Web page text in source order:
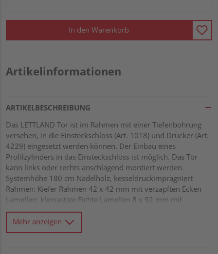
In den Warenkorb
Artikelinformationen
ARTIKELBESCHREIBUNG
Das LETTLAND Tor ist im Rahmen mit einer Tiefenbohrung
versehen, in die Einsteckschloss (Art. 1018) und Drücker (Art.
4229) eingesetzt werden können. Der Einbau eines
Profilzylinders in das Einsteckschloss ist möglich. Das Tor
kann links oder rechts anschlagend montiert werden.
Systemhöhe 180 cm Nadelholz, kesseldruckimprägniert
Rahmen: Kiefer Rahmen 42 x 42 mm mit verzapften Ecken
Lamellen: kleinastige Fichte Lamellen 8 x 92 mm mit
Dekorfase, fein gerillt und überlappend montiert Rundbogen
mehrfach schichtverleimt Diagonalverstrebung Alle
Verbindungen aus Edelstahl
Mehr anzeigen